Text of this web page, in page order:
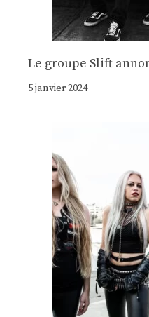
Le groupe Slift
5 janvier 2024